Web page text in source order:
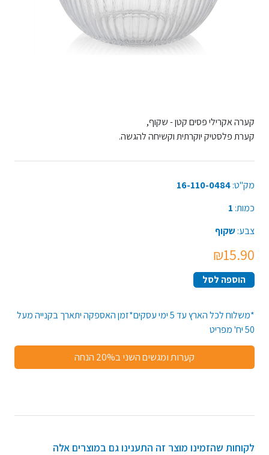
קערה אקרילי פסים קטן - שקוף,
קערת פלסטיק יוקרתית וקשיחה להגשה.
מק"ט:16-110-0484
כמות: 1
צבע: שקוף
₪15.90
הוספה לסל
*משלוח לכל הארץ עד 5 ימי עסקים*זמן האספקה יתארך בקנייה מעל
50 יח' מפריט
קערות ומגשים השני ב20% הנחה
לקוחות שהזמינו מוצר זה התענינו גם במוצרים אלה